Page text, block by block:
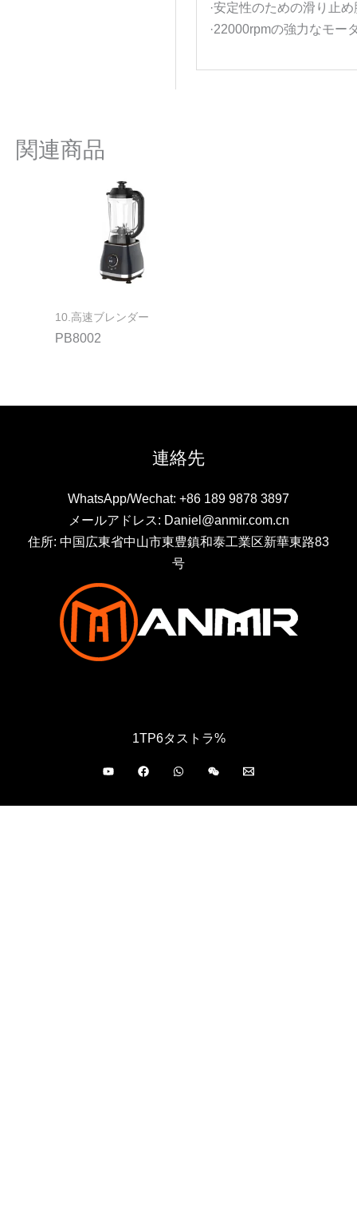
·安定性のための滑り止め
·22000rpmの強力なモー
関連商品
10.高速ブレンダー
PB8002
連絡先
WhatsApp/Wechat: +86 189 9878 3897
メールアドレス: Daniel@anmir.com.cn
住所: 中国広東省中山市東豊鎮和泰工業区新華東路83
号
1TP6タストラ%